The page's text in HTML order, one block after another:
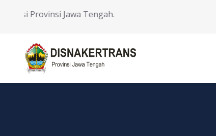
Provinsi Jawa Tengah.